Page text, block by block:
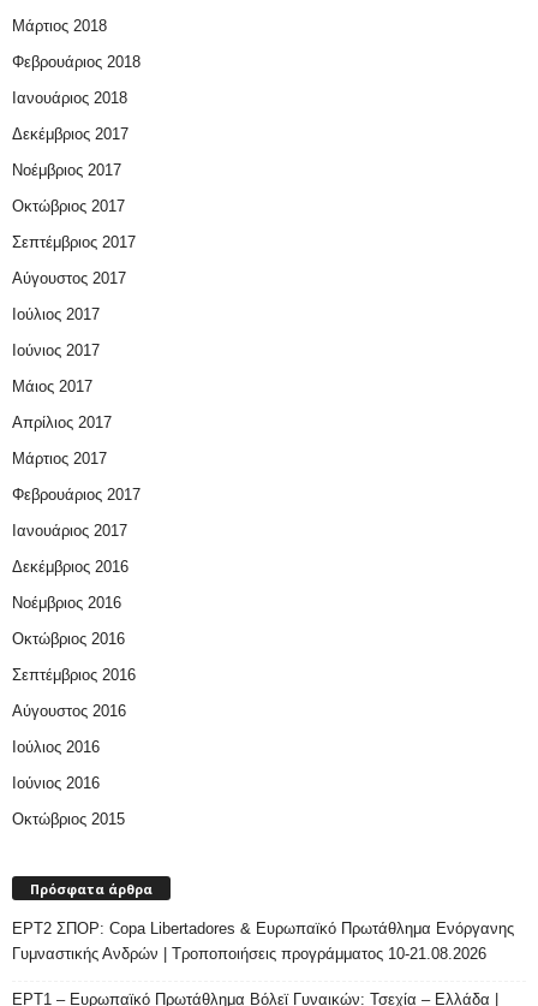
Μάρτιος 2018
Φεβρουάριος 2018
Ιανουάριος 2018
Δεκέμβριος 2017
Νοέμβριος 2017
Οκτώβριος 2017
Σεπτέμβριος 2017
Αύγουστος 2017
Ιούλιος 2017
Ιούνιος 2017
Μάιος 2017
Απρίλιος 2017
Μάρτιος 2017
Φεβρουάριος 2017
Ιανουάριος 2017
Δεκέμβριος 2016
Νοέμβριος 2016
Οκτώβριος 2016
Σεπτέμβριος 2016
Αύγουστος 2016
Ιούλιος 2016
Ιούνιος 2016
Οκτώβριος 2015
Πρόσφατα άρθρα
ΕΡΤ2 ΣΠΟΡ: Copa Libertadores & Ευρωπαϊκό Πρωτάθλημα Ενόργανης
Γυμναστικής Ανδρών | Τροποποιήσεις προγράμματος 10-21.08.2026
ΕΡΤ1 – Ευρωπαϊκό Πρωτάθλημα Βόλεϊ Γυναικών: Τσεχία – Ελλάδα |